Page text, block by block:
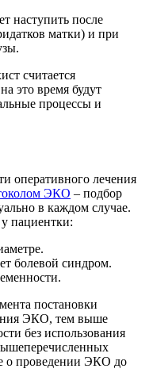
наступить после
матки) и при
считается
это время будут
процессы и
оперативного лечения
ЭКО – подбор
в каждом случае.
пациентки:
болевой синдром.
постановки
ЭКО, тем выше
без использования
о проведении ЭКО до